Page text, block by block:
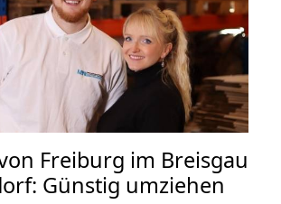
Freiburg im Breisgau
Günstig umziehen